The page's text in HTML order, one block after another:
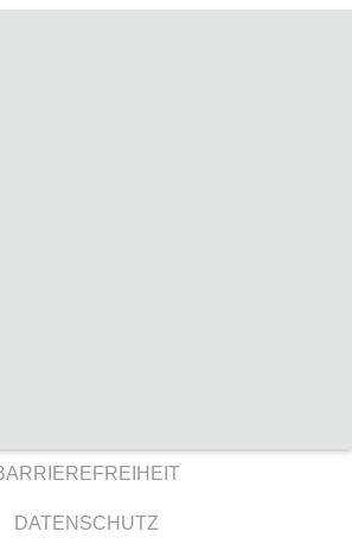
DATENSCHUTZ